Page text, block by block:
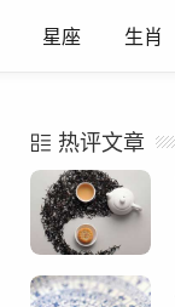
星座 生肖
热评文章